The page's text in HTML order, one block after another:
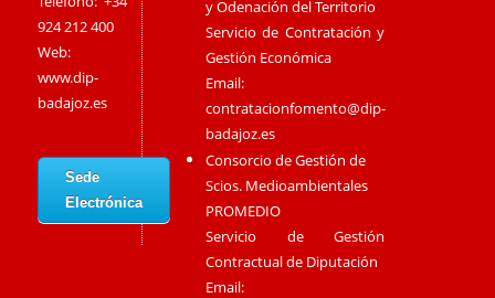
924 212 400
Web:
www.dip-
badajoz.es
Sede
Electrónica
y Odenación del Territorio
Servicio de Contratación y
Gestión Económica
Email:
contratacionfomento@dip-
badajoz.es
Consorcio de Gestión de
Scios. Medioambientales
PROMEDIO
Servicio de Gestión
Contractual de Diputación
Email: